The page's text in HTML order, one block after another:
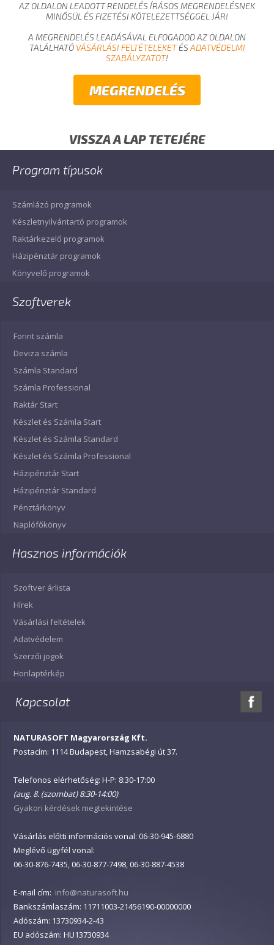
AZ OLDALON LEADOTT RENDELÉS ÍRÁSOS MEGRENDELÉSNEK
MINŐSÜL ÉS FIZETÉSI KÖTELEZETTSÉGGEL JÁR!
A MEGRENDELÉS LEADÁSÁVAL ELFOGADOD AZ OLDALON
TALÁLHATÓ VÁSÁRLÁSI FELTÉTELEKETÉSADATVÉDELMI
SZABÁLYZATOT!
VISSZA A LAP TETEJÉRE
Program típusok
Számlázó programok
Készletnyilvántartó programok
Raktárkezelő programok
Házipénztár programok
Könyvelő programok
Szoftverek
Forint számla
Deviza számla
Számla Standard
Számla Professional
Raktár Start
Készlet és Számla Start
Készlet és Számla Standard
Készlet és Számla Professional
Házipénztár Start
Házipénztár Standard
Pénztárkönyv
Naplófőkönyv
Hasznos információk
Szoftver árlista
Hírek
Vásárlási feltételek
Adatvédelem
Szerzői jogok
Honlaptérkép
Kapcsolat
NATURASOFT Magyarország Kft.
Postacím: 1114 Budapest, Hamzsabégi út 37.
Telefonos elérhetőség: H-P: 8:30-17:00
(aug. 8. (szombat) 8:30-14:00)
Gyakori kérdések megtekintése
Vásárlás előtti információs vonal: 06-30-945-6880
Meglévő ügyfél vonal:
06-30-876-7435, 06-30-877-7498, 06-30-887-4538
E-mail cím: info@naturasoft.hu
Bankszámlaszám: 11711003-21456190-00000000
Adószám: 13730934-2-43
EU adószám: HU13730934